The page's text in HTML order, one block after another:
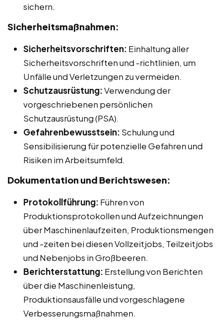
sichern.
Sicherheitsmaßnahmen:
Sicherheitsvorschriften: Einhaltung aller
Sicherheitsvorschriften und -richtlinien, um
Unfälle und Verletzungen zu vermeiden.
Schutzausrüstung:Verwendung der
vorgeschriebenen persönlichen
Schutzausrüstung (PSA).
Gefahrenbewusstsein: Schulung und
Sensibilisierung für potenzielle Gefahren und
Risiken im Arbeitsumfeld.
Dokumentation und Berichtswesen:
Protokollführung: Führen von
Produktionsprotokollen und Aufzeichnungen
über Maschinenlaufzeiten, Produktionsmengen
und -zeiten bei diesen Vollzeitjobs, Teilzeitjobs
und Nebenjobs in Großbeeren.
Berichterstattung: Erstellung von Berichten
über die Maschinenleistung,
Produktionsausfälle und vorgeschlagene
Verbesserungsmaßnahmen.